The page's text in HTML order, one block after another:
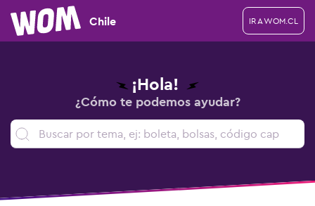
Chile IR A WOM.CL
¡Hola!
¿Cómo te podemos ayudar?